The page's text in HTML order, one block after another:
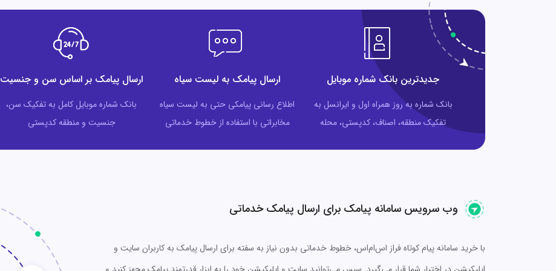
جدیدترین بانک شماره موبایل
بانک شماره به روز همراه اول و ایرانسل به
تفکیک منطقه، اصناف، کدپستی، محله
ارسال پیامک به لیست سیاه
اطلاع رسانی پیامکی حتی به لیست سیاه
مخابراتی با استفاده از خطوط خدماتی
ارسال پیامک بر اساس سن و جنسیت
بانک شماره موبایل کامل به تفکیک سن،
جنسیت و منطقه کدپستی
وب سرویس سامانه پیامک برای ارسال پیامک خدماتی
با خرید سامانه پیام کوتاه فراز اس‌ام‌اس، خطوط خدماتی بدون نیاز به سفته برای ارسال پیامک به کاربران سایت و